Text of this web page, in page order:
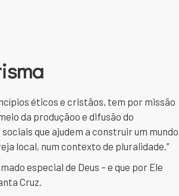
éticos e cristãos, tem por missão
da produçãoo e difusão do
que ajudem a construir um mundo
local, num contexto de pluralidade.”
especial de Deus – e que por Ele
Cruz.